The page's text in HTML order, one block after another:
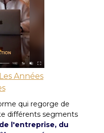
Années
qui regorge de
différents segments
l'entreprise, du